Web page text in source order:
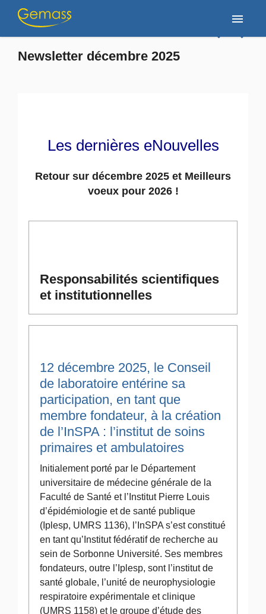
menu
Accueil/Newsletter
navigate_beforenavigate_next
Newsletter décembre 2025
Les dernières eNouvelles
Retour sur décembre 2025 et Meilleurs
voeux pour 2026 !
Responsabilités scientifiques
et institutionnelles
12 décembre 2025, le Conseil
de laboratoire entérine sa
participation, en tant que
membre fondateur, à la création
de l’InSPA : l’institut de soins
primaires et ambulatoires
Initialement porté par le Département
universitaire de médecine générale de la
Faculté de Santé et l’Institut Pierre Louis
d’épidémiologie et de santé publique
(Iplesp, UMRS 1136), l’InSPA s’est constitué
en tant qu’Institut fédératif de recherche au
sein de Sorbonne Université. Ses membres
fondateurs, outre l’Iplesp, sont l’institut de
santé globale, l’unité de neurophysiologie
respiratoire expérimentale et clinique
(UMRS 1158) et le groupe d’étude des